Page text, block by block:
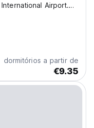
Airport.
around the property
in procedures and
dormitórios a partir de
€9.35